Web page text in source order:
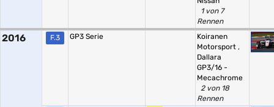
1 von 7
Rennen
2016 F.3 GP3 Serie
Koiranen
Motorsport ,
Dallara
GP3/16 -
Mecachrome
2 von 18
Rennen